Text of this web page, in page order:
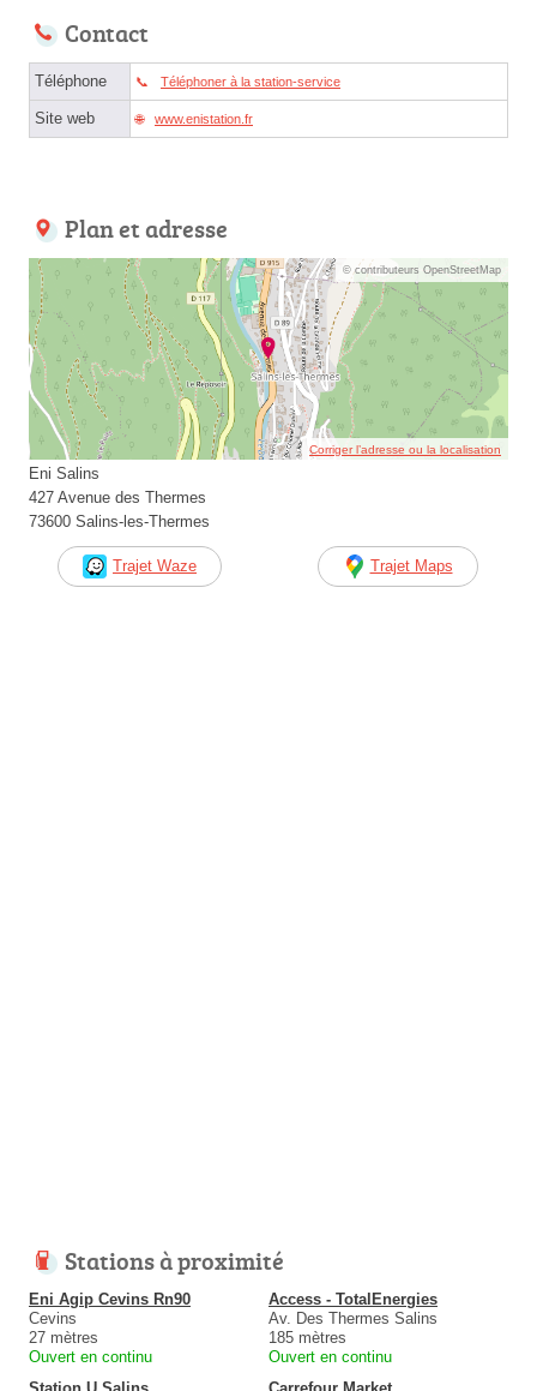
Contact
Téléphone Téléphoner à la station-service
Site web www.enistation.fr
Plan et adresse
© contributeurs OpenStreetMap
Corriger l’adresse ou la localisation
Eni Salins
427 Avenue des Thermes
73600 Salins-les-Thermes
Trajet Waze Trajet Maps
Stations à proximité
Eni Agip Cevins Rn90
Cevins
27 mètres
Ouvert en continu
Access - TotalEnergies
Av. Des Thermes Salins
185 mètres
Ouvert en continu